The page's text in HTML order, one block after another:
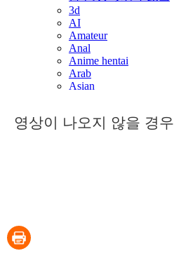
영상이 나오지 않을 경우